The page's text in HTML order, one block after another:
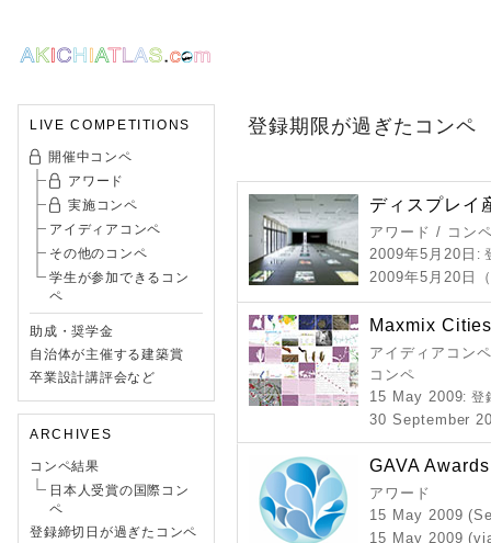
LIVE COMPETITIONS
開催中コンペ
アワード
実施コンペ
アイディアコンペ
その他のコンペ
学生が参加できるコン
ペ
助成・奨学金
自治体が主催する建築賞
卒業設計講評会など
ARCHIVES
コンペ結果
日本人受賞の国際コン
ペ
登録締切日が過ぎたコンペ
登録期限が過ぎたコンペ
ディスプレイ
アワード / コン
2009年5月20日 :
2009年5月20日
Maxmix
アイディアコン
コンペ
15 May 2009: 登
30 September
GAVA
アワード
15 May 2009
15 May 2009